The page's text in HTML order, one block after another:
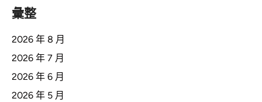
彙整
2026 年 8 月
2026 年 7 月
2026 年 6 月
2026 年 5 月